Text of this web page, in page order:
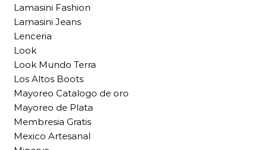
Lamasini Fashion
Lamasini Jeans
Lenceria
Look
Look Mundo Terra
Los Altos Boots
Mayoreo Catalogo de oro
Mayoreo de Plata
Membresia Gratis
Mexico Artesanal